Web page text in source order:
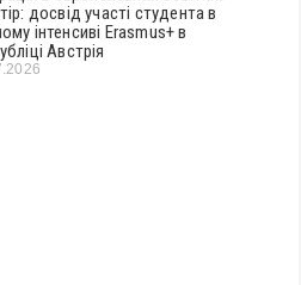
досвід участі студента в
інтенсиві Erasmus+ в
Австрія